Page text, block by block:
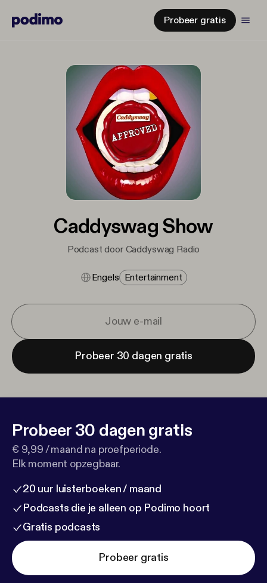
Probeer gratis
Caddyswag Show
Podcast door Caddyswag Radio
Engels Entertainment
Probeer 30 dagen gratis
Probeer 30 dagen gratis
€ 9,99 / maand na proefperiode.
Elk moment opzegbaar.
20 uur luisterboeken / maand
Podcasts die je alleen op Podimo hoort
Gratis podcasts
Probeer gratis